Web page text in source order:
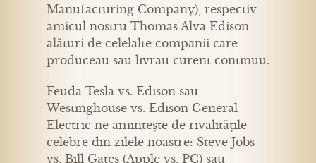
Manufacturing Company), respectiv
amicul nostru Thomas Alva Edison
alături de celelalte companii care
produceau sau livrau curent continuu.
Feuda Tesla vs. Edison sau
Westinghouse vs. Edison General
Electric ne amintește de rivalitățile
celebre din zilele noastre: Steve Jobs
vs. Bill Gates (Apple vs. PC) sau